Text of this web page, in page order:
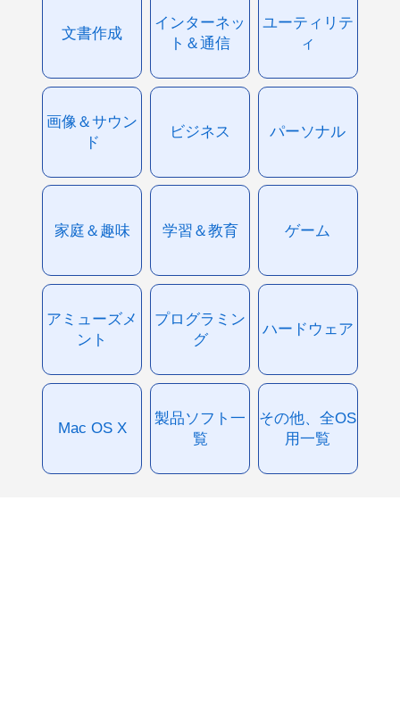
文書作成
インターネッ
ト＆通信
ユーティリテ
ィ
画像＆サウン
ド
ビジネス パーソナル
家庭＆趣味 学習＆教育 ゲーム
アミューズメ
ント
プログラミン
グ
ハードウェア
Mac OS X
製品ソフト一
覧
その他、全OS
用一覧